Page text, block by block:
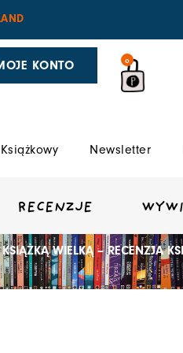
KONTO 0
Newsletter
RECENZJE
WIELKĄ – RECENZJA